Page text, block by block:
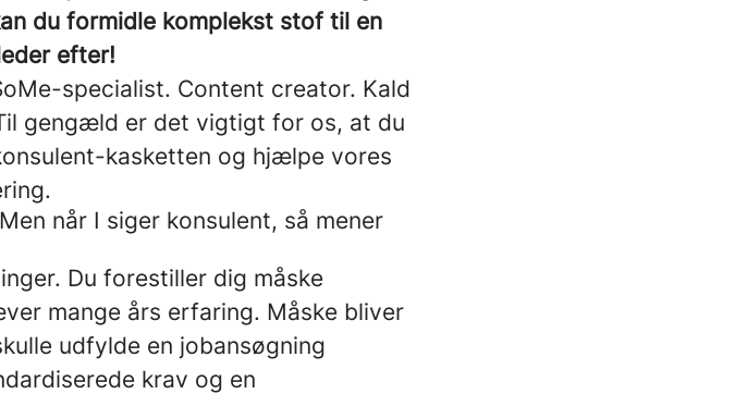
du formidle komplekst stof til en
efter!
specialist. Content creator. Kald
gengæld er det vigtigt for os, at du
kasketten og hjælpe vores
når I siger konsulent, så mener
Du forestiller dig måske
mange års erfaring. Måske bliver
udfylde en jobansøgning
krav og en